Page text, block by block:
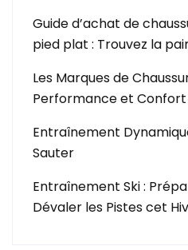
Guide d’achat de
pied plat : Trouvez la
Les Marques de
Performance et Confort
Entraînement
Sauter
Entraînement Ski :
Dévaler les Pistes cet